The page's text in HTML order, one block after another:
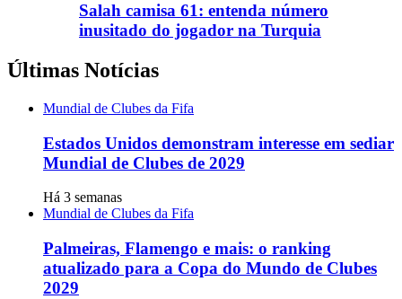
Salah camisa 61: entenda número
inusitado do jogador na Turquia
Últimas Notícias
Mundial de Clubes da Fifa
Estados Unidos demonstram interesse em sediar
Mundial de Clubes de 2029
Há 3 semanas
Mundial de Clubes da Fifa
Palmeiras, Flamengo e mais: o ranking
atualizado para a Copa do Mundo de Clubes
2029